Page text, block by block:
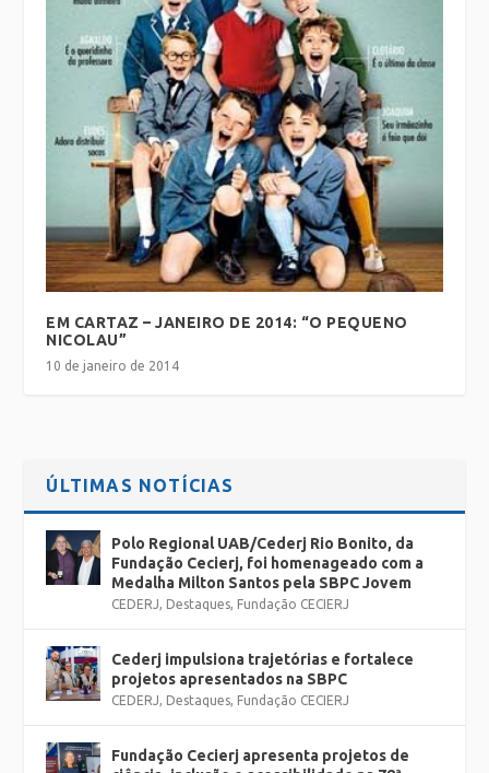
EM CARTAZ – JANEIRO DE 2014: “O PEQUENO
NICOLAU”
10 de janeiro de 2014
ÚLTIMAS NOTÍCIAS
Polo Regional UAB/Cederj Rio Bonito, da
Fundação Cecierj, foi homenageado com a
Medalha Milton Santos pela SBPC Jovem
CEDERJ Destaques Fundação CECIERJ
Cederj impulsiona trajetórias e fortalece
projetos apresentados na SBPC
CEDERJ Destaques Fundação CECIERJ
Fundação Cecierj apresenta projetos de